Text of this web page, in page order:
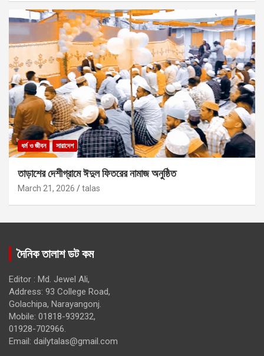
ধর্ম ও জীবন সারাদেশ
তাড়াশের দেশীগ্রামে ঈদুল ফিতরের নামাজ অনুষ্ঠিত
March 21, 2026 talas
দৈনিক তালাশ ডট কম
Editor : Md. Jewel Ali,
Address: 93 College Road,
Golachipa, Narayangonj.
Mobile: 01818-939232,
01928-702966.
Email: dailytalas@gmail.com